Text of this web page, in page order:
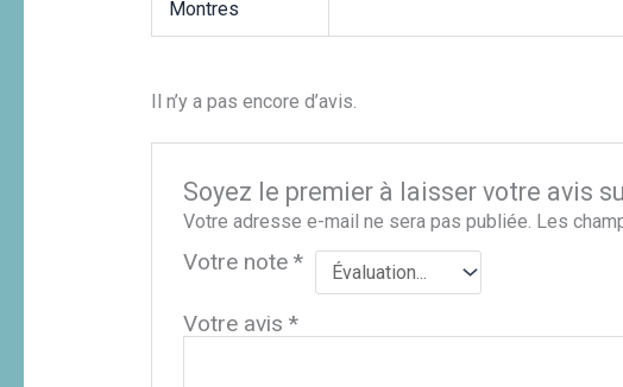
Montres
Il n’y a pas encore d’avis.
Soyez le premier à laisser votre avis
Votre adresse e-mail ne sera pas publiée. Les
Votre note*
Votre avis*